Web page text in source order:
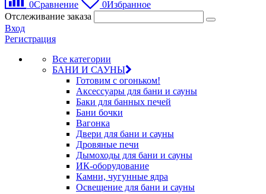
0Сравнение 0Избранное
Отслеживание заказа
Вход
Регистрация
Все категории
БАНИ И САУНЫ
Готовим с огоньком!
Аксессуары для бани и сауны
Баки для банных печей
Бани бочки
Вагонка
Двери для бани и сауны
Дровяные печи
Дымоходы для бани и сауны
ИК-оборудование
Камни, чугунные ядра
Освещение для бани и сауны